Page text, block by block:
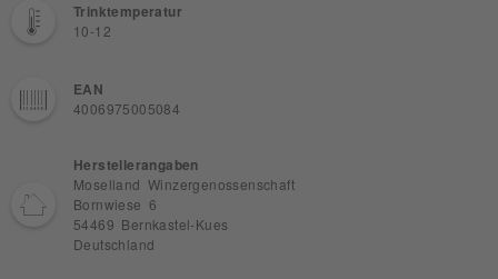
Trinktemperatur
10-12
EAN
4006975005084
Herstellerangaben
Moselland Winzergenossenschaft
Bornwiese 6
54469 Bernkastel-Kues
Deutschland